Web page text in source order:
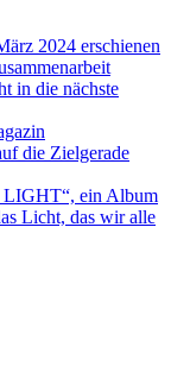
2024 erschienen
in die nächste
die Zielgerade
LIGHT“, ein Album
Licht, das wir alle